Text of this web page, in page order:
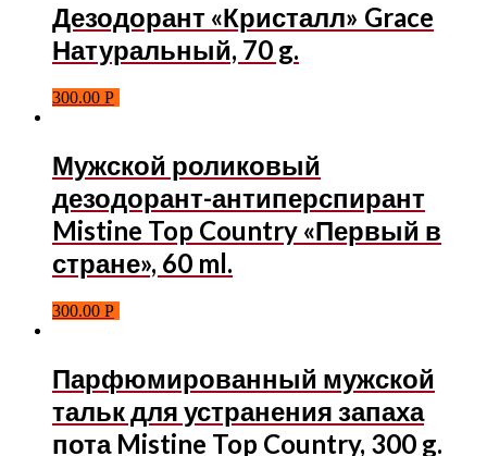
Дезодорант «Кристалл» Grace
Натуральный, 70 g.
300.00 Р
Мужской роликовый
дезодорант-антиперспирант
Mistine Top Country «Первый в
стране», 60 ml.
300.00 Р
Парфюмированный мужской
тальк для устранения запаха
пота Mistine Top Country, 300 g.